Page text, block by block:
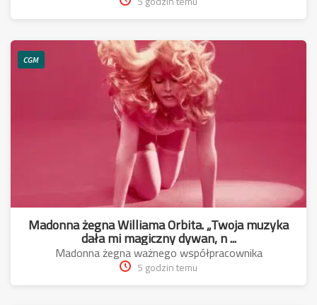
CGM
Madonna żegna Williama Orbita. „Twoja muzyka
dała mi magiczny dywan, n ...
Madonna żegna ważnego współpracownika
5 godzin temu